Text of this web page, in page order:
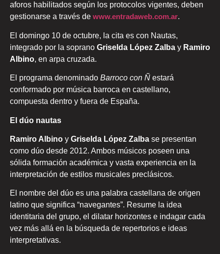
aforos habilitados según los protocolos vigentes, deben
gestionarse a través de www.entradaweb.com.ar.
El domingo 10 de octubre, la cita es con Nautas,
integrado por la soprano Griselda López Zalba y Ramiro
Albino, en arpa cruzada.
El programa denominado Barroco con Ñ estará
conformado por música barroca en castellano,
compuesta dentro y fuera de España.
El dúo nautas
Ramiro Albino y Griselda López Zalba se presentan
como dúo desde 2012. Ambos músicos poseen una
sólida formación académica y vasta experiencia en la
interpretación de estilos musicales preclásicos.
El nombre del dúo es una palabra castellana de origen
latino que significa “navegantes”. Resume la idea
identitaria del grupo, el dilatar horizontes e indagar cada
vez más allá en la búsqueda de repertorios e ideas
interpretativas.